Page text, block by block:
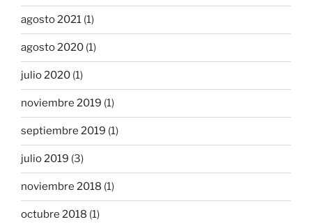
agosto 2021 (1)
agosto 2020 (1)
julio 2020 (1)
noviembre 2019 (1)
septiembre 2019 (1)
julio 2019 (3)
noviembre 2018 (1)
octubre 2018 (1)